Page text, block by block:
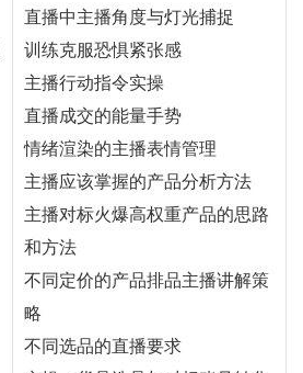
直播中主播角度与灯光捕捉
训练克服恐惧紧张感
主播行动指令实操
直播成交的能量手势
情绪渲染的主播表情管理
主播应该掌握的产品分析方法
主播对标火爆高权重产品的思路
和方法
不同定价的产品排品主播讲解策
略
不同选品的直播要求